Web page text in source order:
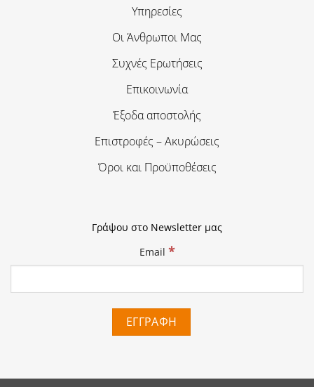
Υπηρεσίες
Οι Άνθρωποι Μας
Συχνές Ερωτήσεις
Επικοινωνία
Έξοδα αποστολής
Επιστροφές – Ακυρώσεις
Όροι και Προϋποθέσεις
Γράψου στο Newsletter μας
Email *